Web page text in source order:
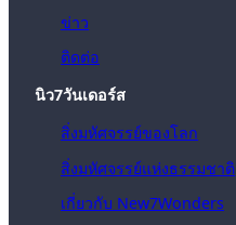
ข่าว
ติดต่อ
นิว7วันเดอร์ส
สิ่งมหัศจรรย์ของโลก
สิ่งมหัศจรรย์แห่งธรรมชาติ
เกี่ยวกับ New7Wonders